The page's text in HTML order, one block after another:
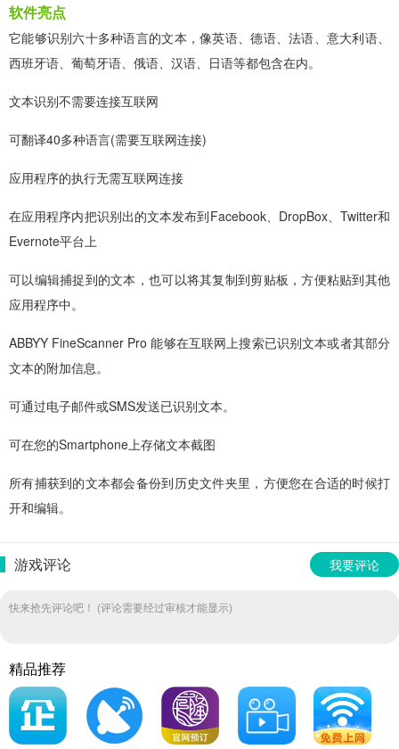
软件亮点
它能够识别六十多种语言的文本，像英语、德语、法语、意大利语、
西班牙语、葡萄牙语、俄语、汉语、日语等都包含在内。
文本识别不需要连接互联网
可翻译40多种语言(需要互联网连接)
应用程序的执行无需互联网连接
在应用程序内把识别出的文本发布到Facebook、DropBox、Twitter和
Evernote平台上
可以编辑捕捉到的文本，也可以将其复制到剪贴板，方便粘贴到其他
应用程序中。
ABBYY FineScanner Pro 能够在互联网上搜索已识别文本或者其部分
文本的附加信息。
可通过电子邮件或SMS发送已识别文本。
可在您的Smartphone上存储文本截图
所有捕获到的文本都会备份到历史文件夹里，方便您在合适的时候打
开和编辑。
游戏评论 我要评论
快来抢先评论吧！ (评论需要经过审核才能显示)
精品推荐